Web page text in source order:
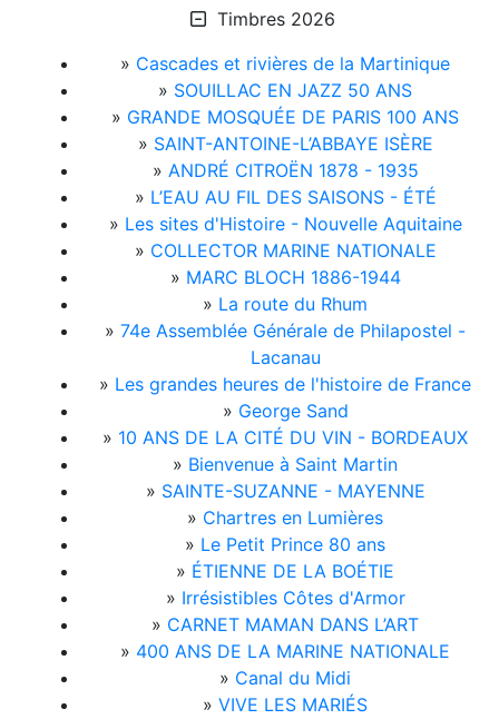
Timbres 2026
» Cascades et rivières de la Martinique
» SOUILLAC EN JAZZ 50 ANS
» GRANDE MOSQUÉE DE PARIS 100 ANS
» SAINT-ANTOINE-L’ABBAYE ISÈRE
» ANDRÉ CITROËN 1878 - 1935
» L’EAU AU FIL DES SAISONS - ÉTÉ
» Les sites d'Histoire - Nouvelle Aquitaine
» COLLECTOR MARINE NATIONALE
» MARC BLOCH 1886-1944
» La route du Rhum
» 74e Assemblée Générale de Philapostel -
Lacanau
» Les grandes heures de l'histoire de France
» George Sand
» 10 ANS DE LA CITÉ DU VIN - BORDEAUX
» Bienvenue à Saint Martin
» SAINTE-SUZANNE - MAYENNE
» Chartres en Lumières
» Le Petit Prince 80 ans
» ÉTIENNE DE LA BOÉTIE
» Irrésistibles Côtes d'Armor
» CARNET MAMAN DANS L’ART
» 400 ANS DE LA MARINE NATIONALE
» Canal du Midi
» VIVE LES MARIÉS